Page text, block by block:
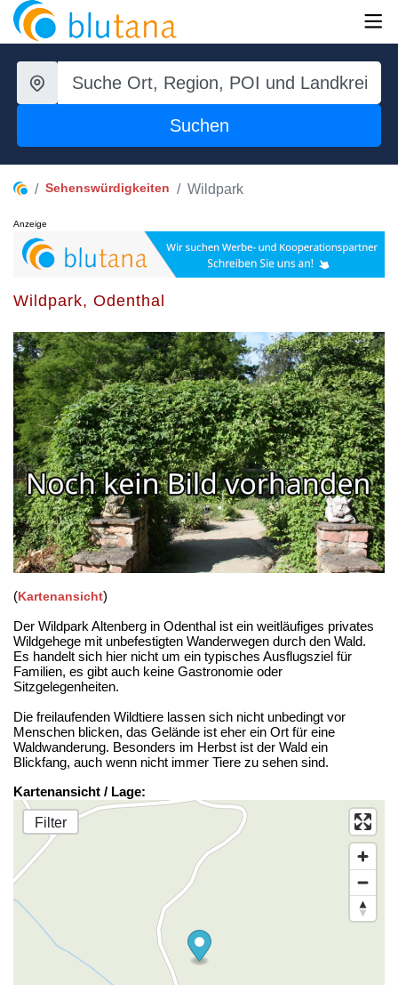
Suchen
Sehenswürdigkeiten Wildpark
Anzeige
Wildpark, Odenthal
(Kartenansicht)
Der Wildpark Altenberg in Odenthal ist ein weitläufiges privates
Wildgehege mit unbefestigten Wanderwegen durch den Wald.
Es handelt sich hier nicht um ein typisches Ausflugsziel für
Familien, es gibt auch keine Gastronomie oder
Sitzgelegenheiten.
Die freilaufenden Wildtiere lassen sich nicht unbedingt vor
Menschen blicken, das Gelände ist eher ein Ort für eine
Waldwanderung. Besonders im Herbst ist der Wald ein
Blickfang, auch wenn nicht immer Tiere zu sehen sind.
Kartenansicht / Lage:
Filter